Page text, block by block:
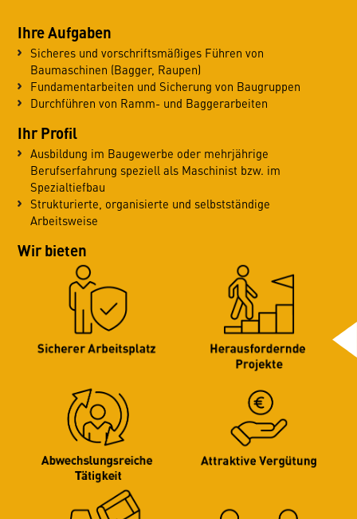
Ihre Aufgaben
Sicheres und vorschriftsmäßiges Führen von
Baumaschinen (Bagger, Raupen)
Fundamentarbeiten und Sicherung von Baugruppen
Durchführen von Ramm- und Baggerarbeiten
Ihr Profil
Ausbildung im Baugewerbe oder mehrjährige
Berufserfahrung speziell als Maschinist bzw. im
Spezialtiefbau
Strukturierte, organisierte und selbstständige
Arbeitsweise
Wir bieten